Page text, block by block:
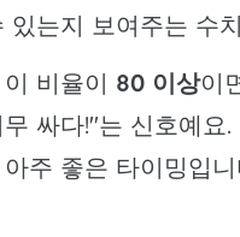
있는지 보여주는 수
비율이 80 이상이
싸다!"는 신호예요
주 좋은 타이밍입니